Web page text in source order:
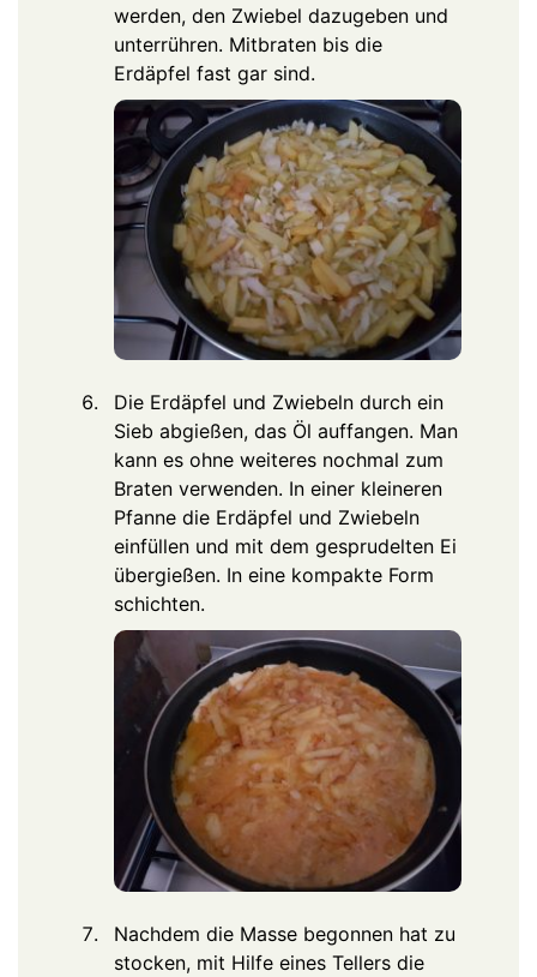
werden, den Zwiebel dazugeben und
unterrühren. Mitbraten bis die
Erdäpfel fast gar sind.
Die Erdäpfel und Zwiebeln durch ein
Sieb abgießen, das Öl auffangen. Man
kann es ohne weiteres nochmal zum
Braten verwenden. In einer kleineren
Pfanne die Erdäpfel und Zwiebeln
einfüllen und mit dem gesprudelten Ei
übergießen. In eine kompakte Form
schichten.
Nachdem die Masse begonnen hat zu
stocken, mit Hilfe eines Tellers die